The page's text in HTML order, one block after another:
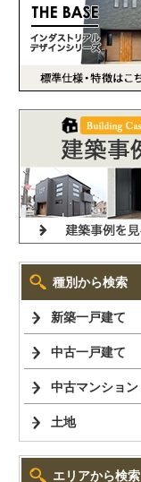
種別から検索
新築一戸建て
中古一戸建て
中古マンション
土地
エリアから検索